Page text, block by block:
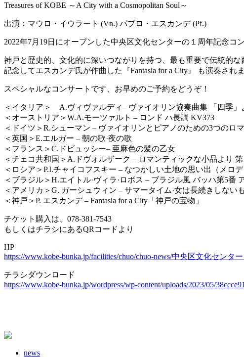
Treasures of KOBE ～A City with a Cosmopolitan Soul～
出演：マウロ・イウラート (Vn.) パブロ・エスカンデ (Pf.)
2022年7月19日にオープンした中央区文化センターの１周年記念コ
神戸と歴史的、文化的に深いつながりを持つ、最も重要で伝統的
記念してエスカンデ氏が作曲した『Fantasia for a City』 も演奏されま
スペシャルなコンサートです、お早めのご予約をどうぞ！
＜イタリア＞ A.ヴィヴァルディ– ヴァイオリン協奏曲集 「四季」
＜オーストリア＞W.A.モーツァルト – ロンド ハ長調 KV373
＜ドイツ＞R.シューマン – ヴァイオリンとピアノのための3つのロ
＜英国＞E.エルガー – 朝の歌·夜の歌
＜フランス＞C.ドビュッシー– 亜麻色の髪の乙女
＜チェコ共和国＞A.ドヴォルザーク – ロマンティックな小品より
＜ロシア＞P.I.チャイコフスキー – なつかしい土地の思い出（メロデ
＜ブラジル＞H.エイトル·ヴィラ·ロボス – ブラジル風 バッハ第5番
＜アメリカ＞G. ガーシュウィン – サマータイム·女は長続きしない
＜神戸＞P. エスカンデ – Fantasia for a City「神戸の宝物」
チケット購入は、078-381-7543
もしくはチラシにあるQRコードより
HP
https://www.kobe-bunka.jp/facilities/chuo/chuo-news/中央区文化センタ
チラシダウンロード
https://www.kobe-bunka.jp/wordpress/wp-content/uploads/2023/05/
news